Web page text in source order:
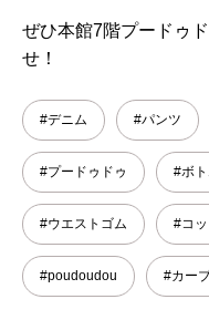
ぜひ本館7階プードゥ
せ！
#デニム #パンツ
#プードゥドゥ #ボ
#ウエストゴム #コ
#poudoudou #カー